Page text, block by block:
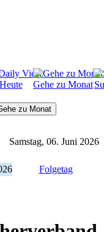
Heute Gehe zu Monat
zu Monat
Samstag, 06. Juni 2026
Folgetag